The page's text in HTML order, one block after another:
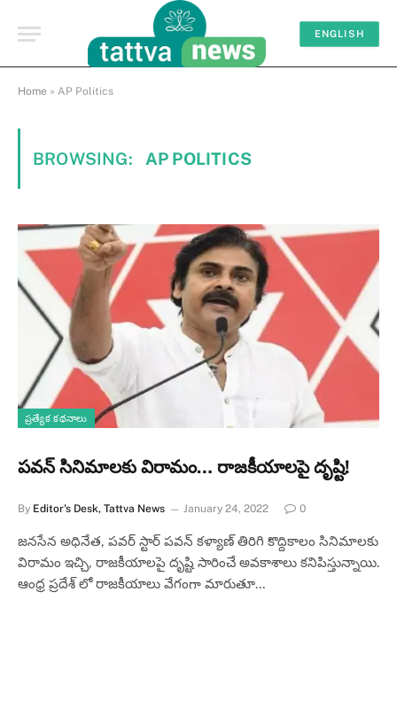
ENGLISH
Home » AP Politics
BROWSING: AP POLITICS
ప్రత్యేక కథనాలు
పవన్ సినిమాలకు విరామం… రాజకీయాలపై దృష్టి!
By Editor's Desk, Tattva News January 24, 2022 0
జనసేన అధినేత, పవర్ స్టార్ పవన్ కళ్యాణ్ తిరిగి కొద్దికాలం సినిమాలకు
విరామం ఇచ్చి, రాజకీయాలపై దృష్టి సారించే అవకాశాలు కనిపిస్తున్నాయి.
ఆంధ్ర ప్రదేశ్ లో రాజకీయాలు వేగంగా మారుతూ…